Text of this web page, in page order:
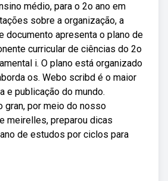
médio, para o 2o ano em
sobre a organização, a
documento apresenta o plano de
curricular de ciências do 2o
i. O plano está organizado
os. Webo scribd é o maior
e publicação do mundo.
gran, por meio do nosso
meirelles, preparou dicas
de estudos por ciclos para